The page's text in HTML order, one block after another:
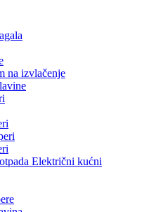
na izvlačenje
Električni kućni